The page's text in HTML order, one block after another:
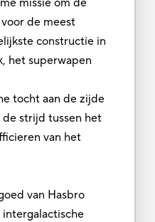
de meest
constructie in
het superwapen
tocht aan de zijde
strijd tussen het
van het
van Hasbro